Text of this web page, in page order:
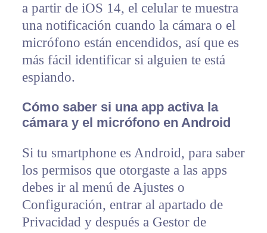
a partir de iOS 14, el celular te muestra
una notificación cuando la cámara o el
micrófono están encendidos, así que es
más fácil identificar si alguien te está
espiando.
Cómo saber si una app activa la
cámara y el micrófono en Android
Si tu smartphone es Android, para saber
los permisos que otorgaste a las apps
debes ir al menú de Ajustes o
Configuración, entrar al apartado de
Privacidad y después a Gestor de